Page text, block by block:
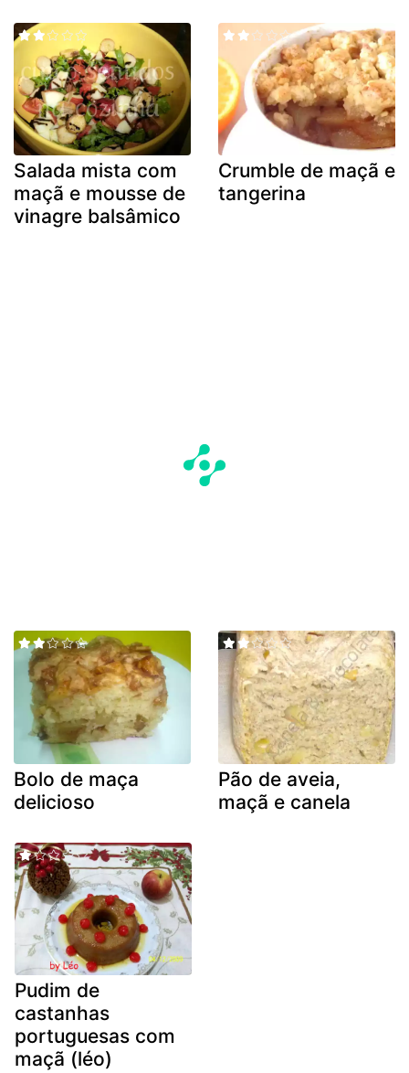
Salada mista com
maçã e mousse de
vinagre balsâmico
Crumble de maçã e
tangerina
Bolo de maça
delicioso
Pão de aveia,
maçã e canela
Pudim de
castanhas
portuguesas com
maçã (léo)